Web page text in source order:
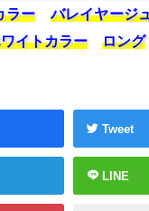
ラー バレイヤージ
イトカラー ロング
Tweet
LINE